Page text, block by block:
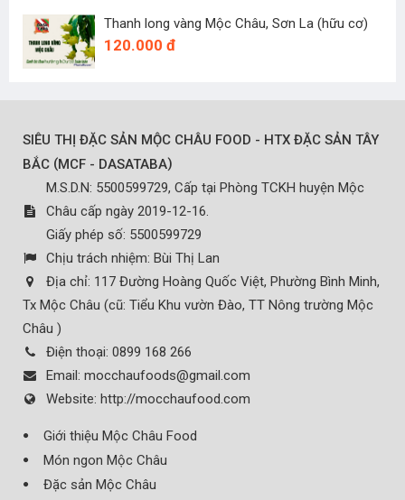
Thanh long vàng Mộc Châu, Sơn La (hữu cơ)
120.000 đ
SIÊU THỊ ĐẶC SẢN MỘC CHÂU FOOD - HTX ĐẶC SẢN TÂY
BẮC (MCF - DASATABA)
M.S.D.N: 5500599729, Cấp tại Phòng TCKH huyện Mộc
Châu cấp ngày 2019-12-16.
Giấy phép số: 5500599729
Chịu trách nhiệm: Bùi Thị Lan
Địa chỉ: 117 Đường Hoàng Quốc Việt, Phường Bình Minh,
Tx Mộc Châu (cũ: Tiểu Khu vườn Đào, TT Nông trường Mộc
Châu )
Điện thoại: 0899 168 266
Email: mocchaufoods@gmail.com
Website: http://mocchaufood.com
Giới thiệu Mộc Châu Food
Món ngon Mộc Châu
Đặc sản Mộc Châu